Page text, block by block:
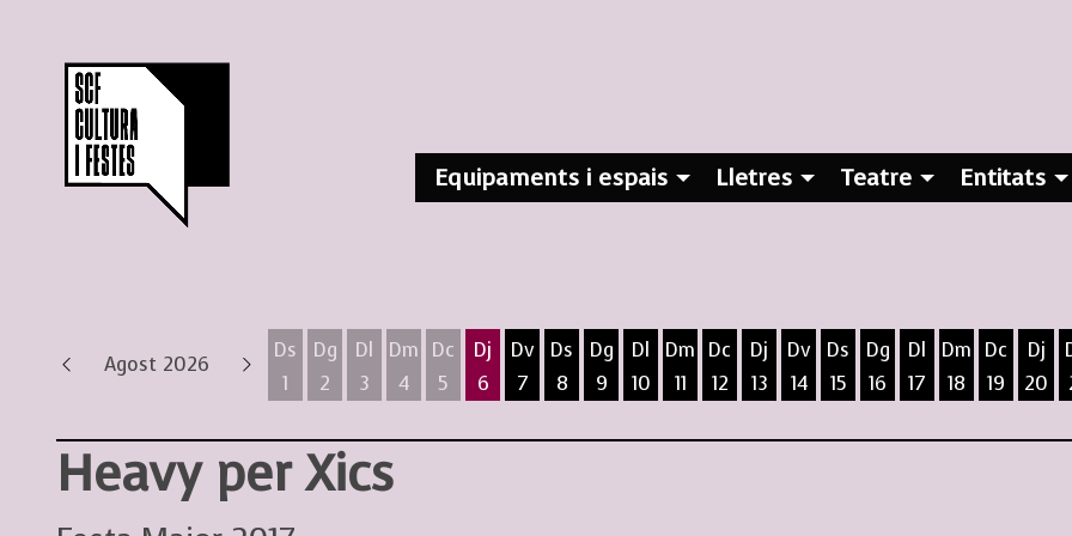
Equipaments i espais Lletres Teatre Entitats
Agost 2026
Ds
1
Dg
2
Dl
3
Dm
4
Dc
5
Dj
6
Dv
7
Ds
8
Dg
9
Dl
10
Dm
11
Dc
12
Dj
13
Dv
14
Ds
15
Dg
16
Dl
17
Dm
18
Dc
19
Dj
20
Heavy per Xics